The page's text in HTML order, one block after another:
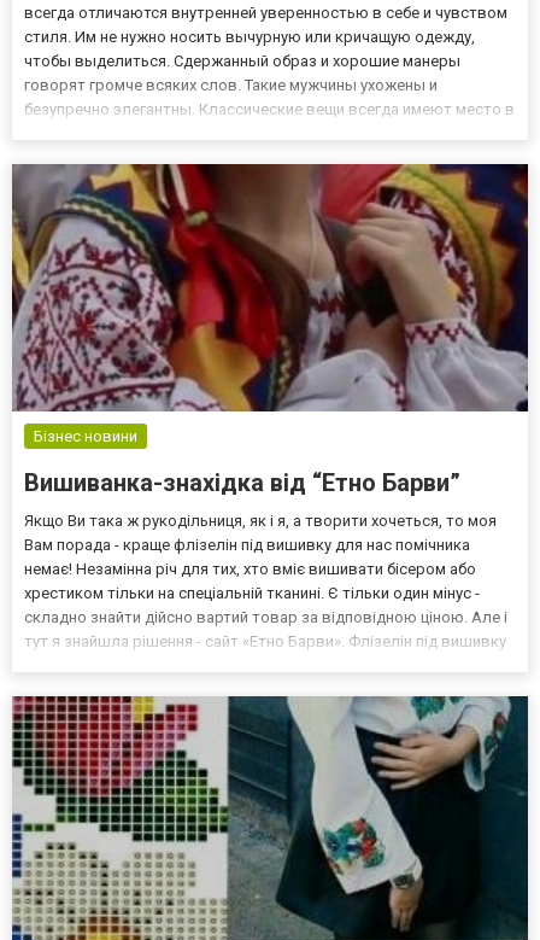
всегда отличаются внутренней уверенностью в себе и чувством
стиля. Им не нужно носить вычурную или кричащую одежду,
чтобы выделиться. Сдержанный образ и хорошие манеры
говорят громче всяких слов. Такие мужчины ухожены и
безупречно элегантны. Классические вещи всегда имеют место в
непринужденный...
Бізнес новини
Вишиванка-знахідка від “Етно Барви”
Якщо Ви така ж рукодільниця, як і я, а творити хочеться, то моя
Вам порада - краще флізелін під вишивку для нас помічника
немає! Незамінна річ для тих, хто вміє вишивати бісером або
хрестиком тільки на спеціальній тканині. Є тільки один мінус -
складно знайти дійсно вартий товар за відповідною ціною. Але і
тут я знайшла рішення - сайт «Етно Барви». Флізелін під вишивку